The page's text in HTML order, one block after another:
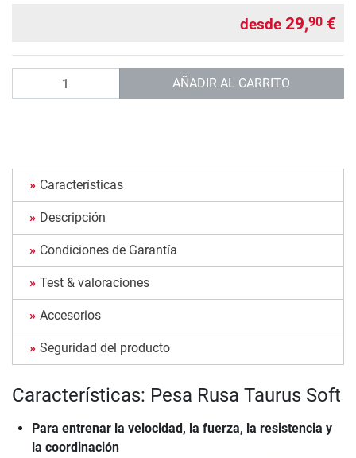
desde 29,90 €
AÑADIR AL CARRITO
Características
Descripción
Condiciones de Garantía
Test & valoraciones
Accesorios
Seguridad del producto
Características: Pesa Rusa Taurus Soft
Para entrenar la velocidad, la fuerza, la resistencia y
la coordinación